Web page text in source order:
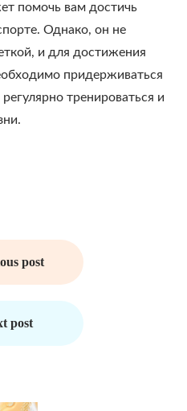
помочь вам достичь
Однако, он не
и для достижения
придерживаться
тренироваться и
post
post